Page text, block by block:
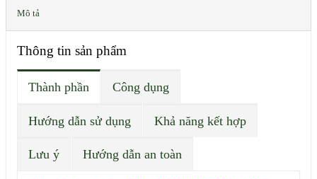
Mô tả
Thông tin sản phẩm
Thành phần Công dụng
Hướng dẫn sử dụng Khả năng kết hợp
Lưu ý Hướng dẫn an toàn